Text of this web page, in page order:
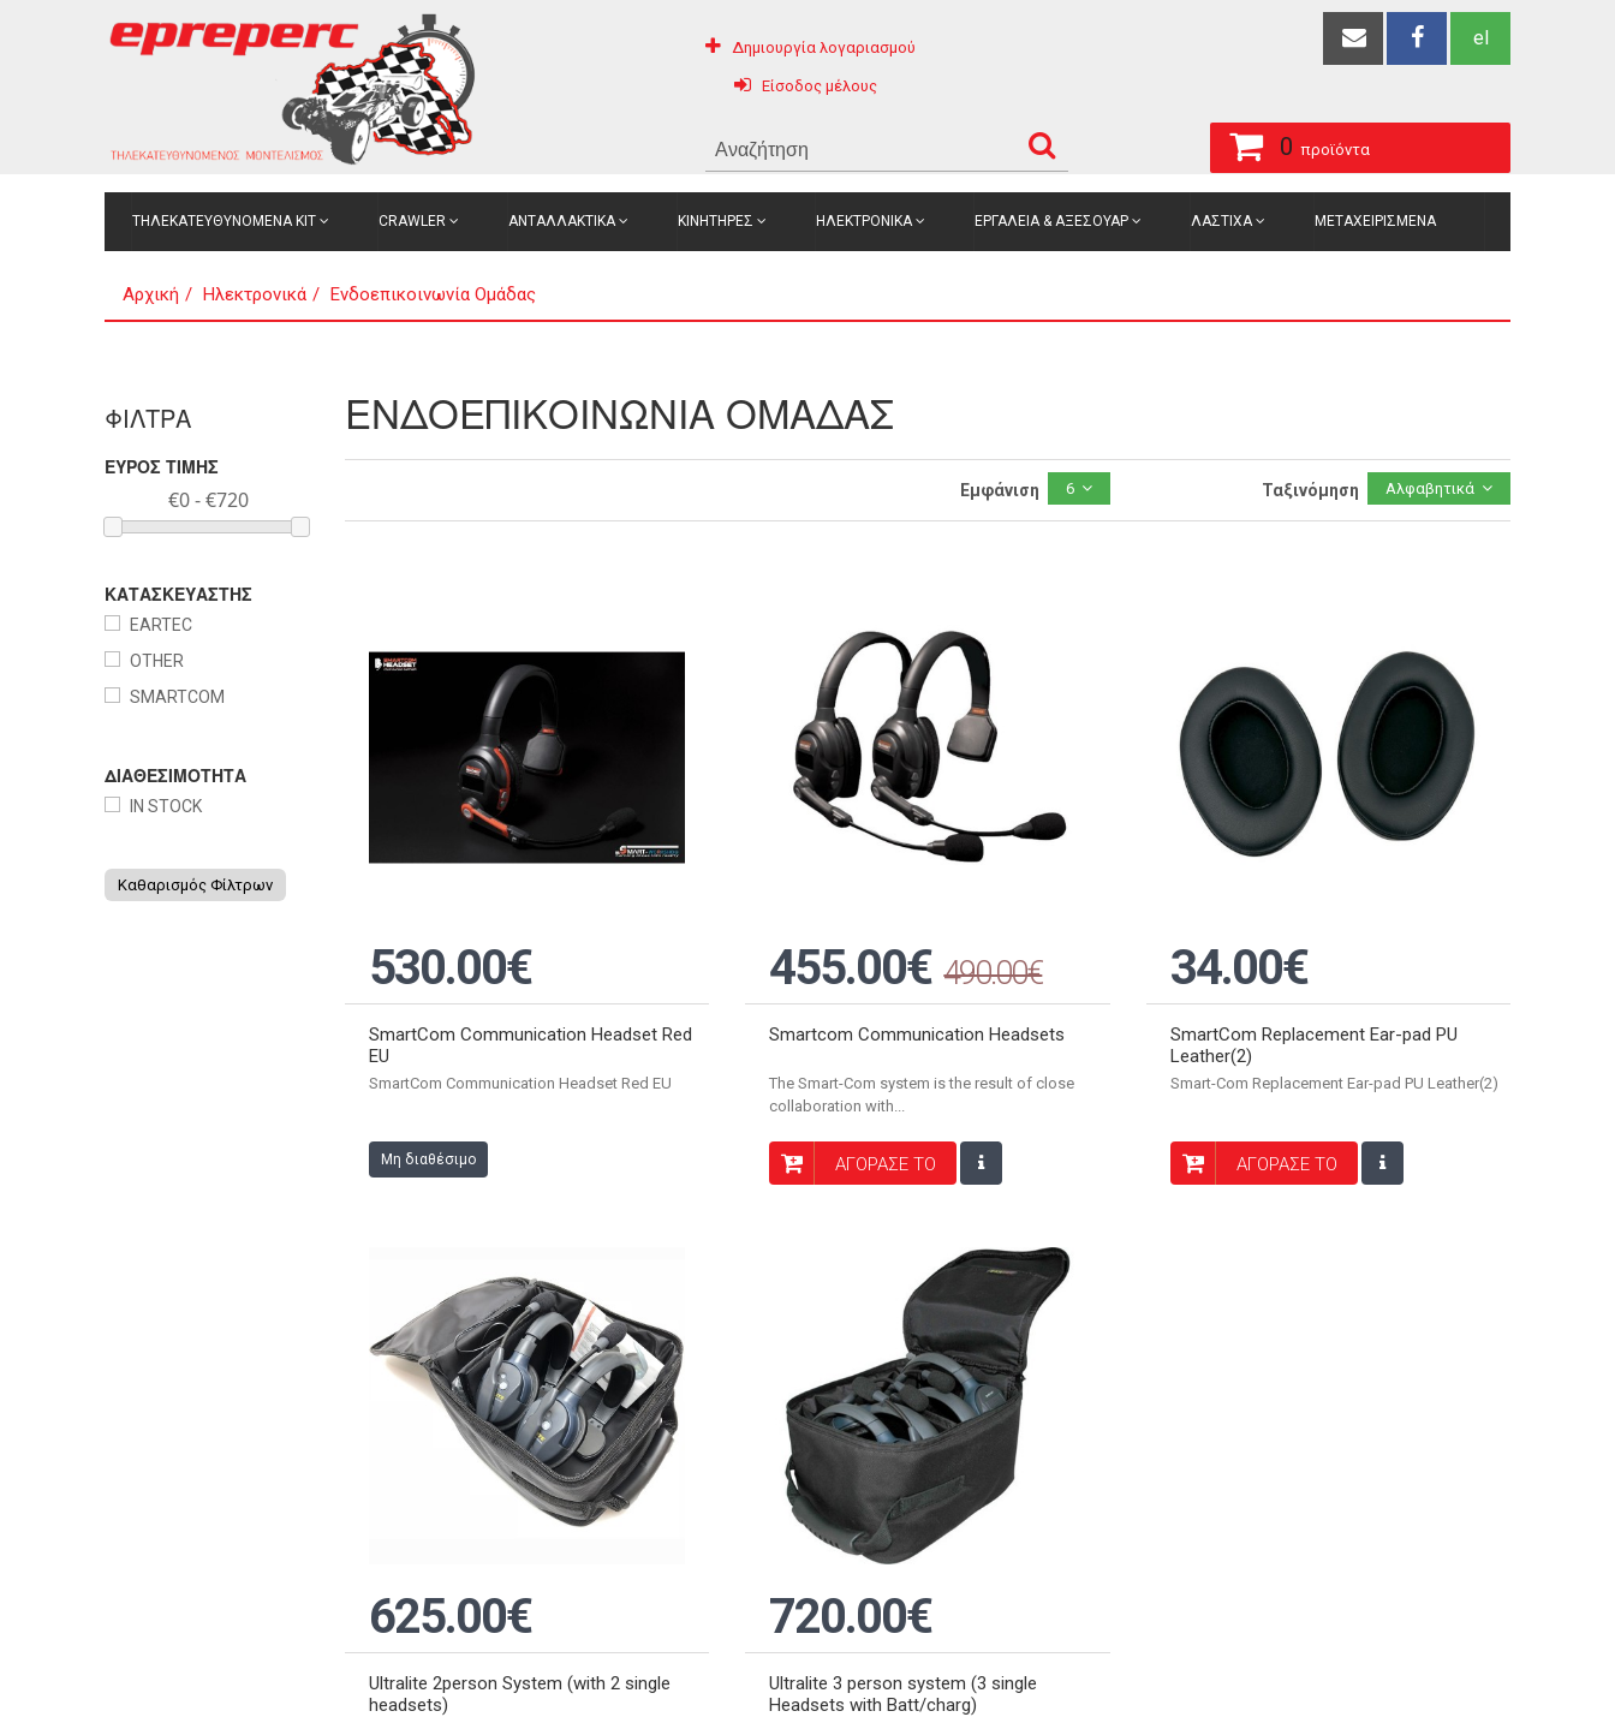
Δημιουργία λογαριασμού
Είσοδος μέλους
el
0 προϊόντα
ΤΗΛΕΚΑΤΕΥΘΥΝΟΜΕΝΑ ΚΙΤ CRAWLER ΑΝΤΑΛΛΑΚΤΙΚΑ ΚΙΝΗΤΗΡΕΣ ΗΛΕΚΤΡΟΝΙΚΑ ΕΡΓΑΛΕΙΑ & ΑΞΕΣΟΥΑΡ ΛΑΣΤΙΧΑ ΜΕΤΑΧΕΙΡΙΣΜΕΝΑ
Αρχική Ηλεκτρονικά Ενδοεπικοινωνία Ομάδας
ΦΙΛΤΡΑ
ΕΥΡΟΣ ΤΙΜΗΣ
ΚΑΤΑΣΚΕΥΑΣΤΗΣ
EARTEC
OTHER
SMARTCOM
ΔΙΑΘΕΣΙΜΟΤΗΤΑ
IN STOCK
Καθαρισμός Φίλτρων
ΕΝΔΟΕΠΙΚΟΙΝΩΝΙΑ ΟΜΑΔΑΣ
Εμφάνιση 6 Ταξινόμηση Αλφαβητικά
530.00€
SmartCom Communication Headset Red
EU
SmartCom Communication Headset Red EU
Μη διαθέσιμο
455.00€ 490.00€
Smartcom Communication Headsets
The Smart-Com system is the result of close
collaboration with...
ΑΓΟΡΑΣΕ ΤΟ
34.00€
SmartCom Replacement Ear-pad PU
Leather(2)
Smart-Com Replacement Ear-pad PU Leather(2)
ΑΓΟΡΑΣΕ ΤΟ
625.00€
Ultralite 2person System (with 2 single
headsets)
720.00€
Ultralite 3 person system (3 single
Headsets with Batt/charg)